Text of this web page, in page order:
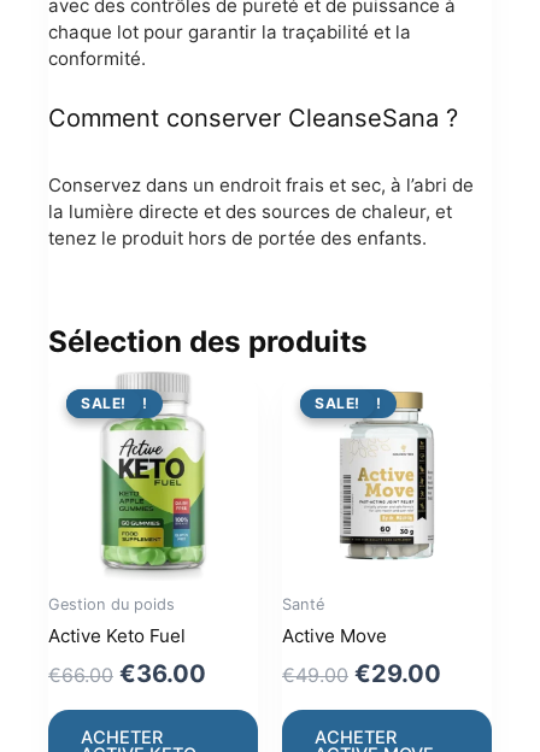
avec des contrôles de pureté et de puissance à
chaque lot pour garantir la traçabilité et la
conformité.
Comment conserver CleanseSana ?
Conservez dans un endroit frais et sec, à l’abri de
la lumière directe et des sources de chaleur, et
tenez le produit hors de portée des enfants.
Sélection des produits
PROMO !
SALE!
Gestion du poids
Active Keto Fuel
€66.00 Original
price
was:
€36.00 Current
price
ACHETER
PROMO !
SALE!
Santé
Active Move
€49.00 Original
price
was:
€29.00
price
ACHETER